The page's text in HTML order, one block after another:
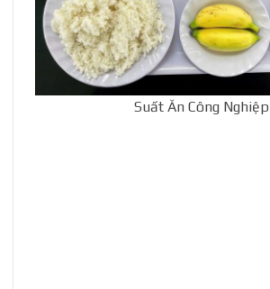
Suất Ăn Công Nghiệp